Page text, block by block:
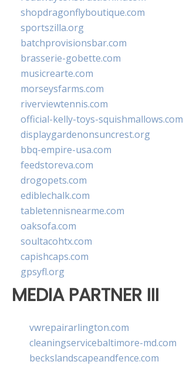
shopdragonflyboutique.com
sportszilla.org
batchprovisionsbar.com
brasserie-gobette.com
musicrearte.com
morseysfarms.com
riverviewtennis.com
official-kelly-toys-squishmallows.com
displaygardenonsuncrest.org
bbq-empire-usa.com
feedstoreva.com
drogopets.com
ediblechalk.com
tabletennisnearme.com
oaksofa.com
soultacohtx.com
capishcaps.com
gpsyfl.org
MEDIA PARTNER III
vwrepairarlington.com
cleaningservicebaltimore-md.com
beckslandscapeandfence.com